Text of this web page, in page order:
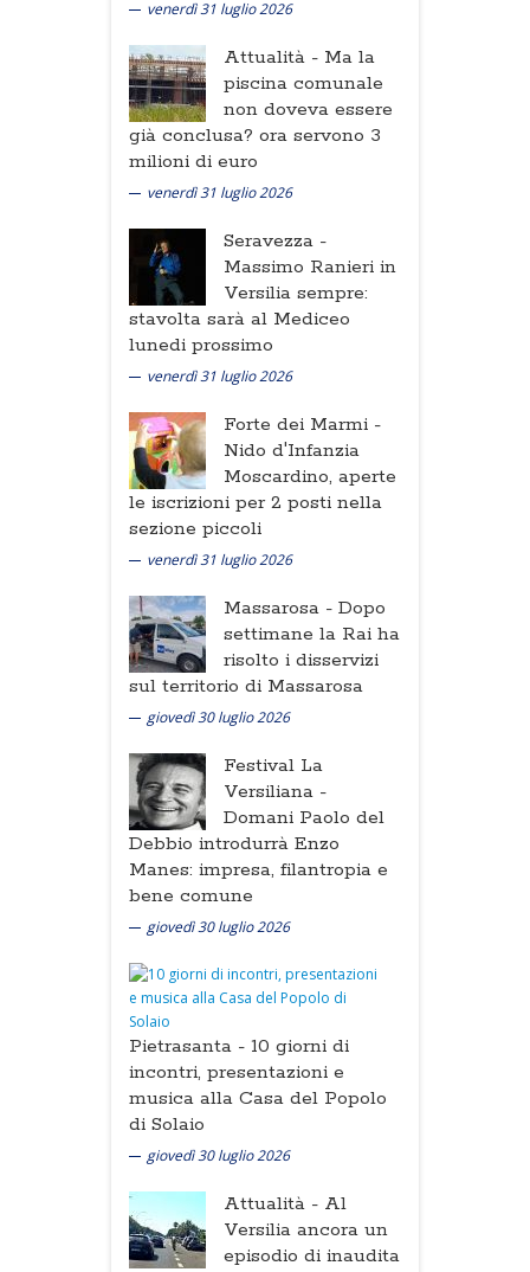
venerdì 31 luglio 2026
Attualità - Ma la
piscina comunale
non doveva essere
già conclusa? ora servono 3
milioni di euro
venerdì 31 luglio 2026
Seravezza -
Massimo Ranieri in
Versilia sempre:
stavolta sarà al Mediceo
lunedi prossimo
venerdì 31 luglio 2026
Forte dei Marmi -
Nido d'Infanzia
Moscardino, aperte
le iscrizioni per 2 posti nella
sezione piccoli
venerdì 31 luglio 2026
Massarosa - Dopo
settimane la Rai ha
risolto i disservizi
sul territorio di Massarosa
giovedì 30 luglio 2026
Festival La
Versiliana -
Domani Paolo del
Debbio introdurrà Enzo
Manes: impresa, filantropia e
bene comune
giovedì 30 luglio 2026
Pietrasanta - 10 giorni di
incontri, presentazioni e
musica alla Casa del Popolo
di Solaio
giovedì 30 luglio 2026
Attualità - Al
Versilia ancora un
episodio di inaudita